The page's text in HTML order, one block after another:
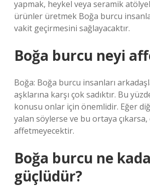
yapmak, heykel veya seramik
ürünler üretmek Boğa burcu
vakit geçirmesini sağlayacaktır.
Boğa burcu neyi
Boğa: Boğa burcu insanları
aşklarına karşı çok sadıktır. Bu
konusu onlar için önemlidir. Eğer
yalan söylerse ve bu ortaya
affetmeyecektir.
Boğa burcu ne
güçlüdür?